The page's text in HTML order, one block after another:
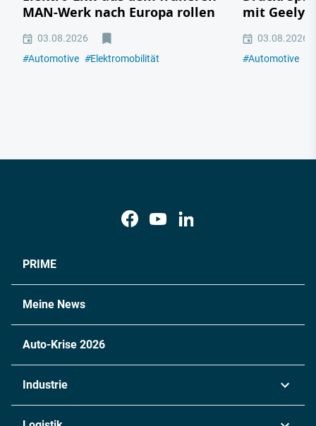
MAN-Werk nach Europa rollen
03.08.2026
#Automotive #Elektromobilität
mit Geely,
03.08.2026
#Automotive
PRIME
Meine News
Auto-Krise 2026
Industrie